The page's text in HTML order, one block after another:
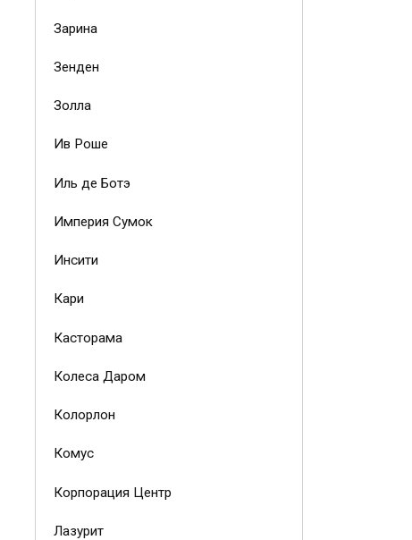
Зарина
Зенден
Золла
Ив Роше
Иль де Ботэ
Империя Сумок
Инсити
Кари
Касторама
Колеса Даром
Колорлон
Комус
Корпорация Центр
Лазурит